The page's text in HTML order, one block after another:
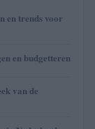
en trends voor
en budgetteren
van de